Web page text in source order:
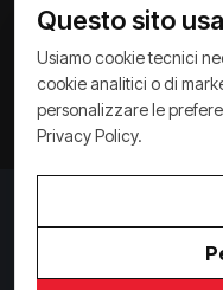
Raccontiamo di Noi
Privacy Policy
Privacy
Copyright ©2026
Questo sito
Usiamo cookie tecnici
cookie analitici o di
personalizzare le
Privacy Policy.